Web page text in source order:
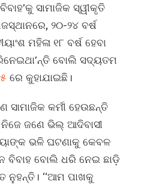
ସାମାଜିକ ସ୍ୱୀକୃତି
୨୦-୨୪ ବର୍ଷ
ମହିଳା ୧୮ ବର୍ଷ ହେବା
ବୋଲି ସଦ୍ୟତମ
ରେ କୁହାଯାଇଛି।
କର୍ମୀ ହେଉଛନ୍ତି
ନିଜେ ଜଣେ ଭିଲ୍‌ ଆଦିବାସୀ
ଭଳି ଘଟଣାକୁ କେବଳ
ବିବାହ ବୋଲି ଧରି ନେଇ ଛାଡ଼ି
ନୁହନ୍ତି। ‘‘ଆମ ପାଖକୁ